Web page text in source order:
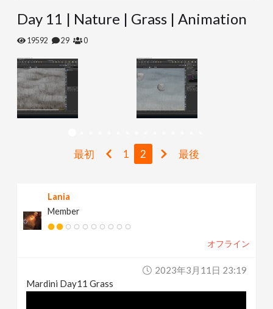
l
N
a
Day 11 | Nature | Grass | Animation
19592 29 0
最初 1 2 最後
Lania
Member
オフライン
2023年3月11日 23:19
Mardini Day11 Grass